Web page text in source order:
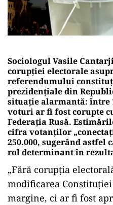
Sociologul Vasile
corupției electorale
referendumului
prezidențiale din
situație alarmantă: între
voturi ar fi fost corupte
Federația Rusă.
cifra votanților
250.000, sugerând astfel
rol determinant în
„Fără corupția
modificarea
margine, ci ar fi fost